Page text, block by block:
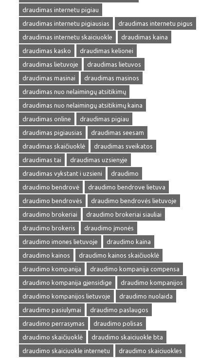
draudimas internetu pigiau
draudimas internetu pigiausias
draudimas internetu pigus
draudimas internetu skaiciuokle
draudimas kaina
draudimas kasko
draudimas kelionei
draudimas lietuvoje
draudimas lietuvos
draudimas masinai
draudimas masinos
draudimas nuo nelaimingų atsitikimų
draudimas nuo nelaimingų atsitikimų kaina
draudimas online
draudimas pigiau
draudimas pigiausias
draudimas seesam
draudimas skaičiuoklė
draudimas sveikatos
draudimas tai
draudimas uzsienyje
draudimas vykstant i uzsieni
draudimo
draudimo bendrovė
draudimo bendrove lietuva
draudimo bendrovės
draudimo bendrovės lietuvoje
draudimo brokeriai
draudimo brokeriai siauliai
draudimo brokeris
draudimo įmonės
draudimo imones lietuvoje
draudimo kaina
draudimo kainos
draudimo kainos skaičiuoklė
draudimo kompanija
draudimo kompanija compensa
draudimo kompanija gjensidige
draudimo kompanijos
draudimo kompanijos lietuvoje
draudimo nuolaida
draudimo pasiulymai
draudimo paslaugos
draudimo perrasymas
draudimo polisas
draudimo skaičiuoklė
draudimo skaiciuokle bta
draudimo skaiciuokle internetu
draudimo skaiciuokles